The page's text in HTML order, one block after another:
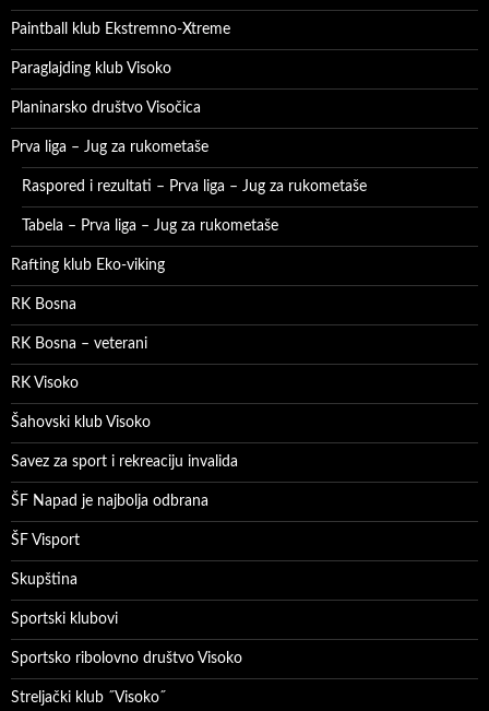
Paintball klub Ekstremno-Xtreme
Paraglajding klub Visoko
Planinarsko društvo Visočica
Prva liga – Jug za rukometaše
Raspored i rezultati – Prva liga – Jug za rukometaše
Tabela – Prva liga – Jug za rukometaše
Rafting klub Eko-viking
RK Bosna
RK Bosna – veterani
RK Visoko
Šahovski klub Visoko
Savez za sport i rekreaciju invalida
ŠF Napad je najbolja odbrana
ŠF Visport
Skupština
Sportski klubovi
Sportsko ribolovno društvo Visoko
Streljački klub ˝Visoko˝